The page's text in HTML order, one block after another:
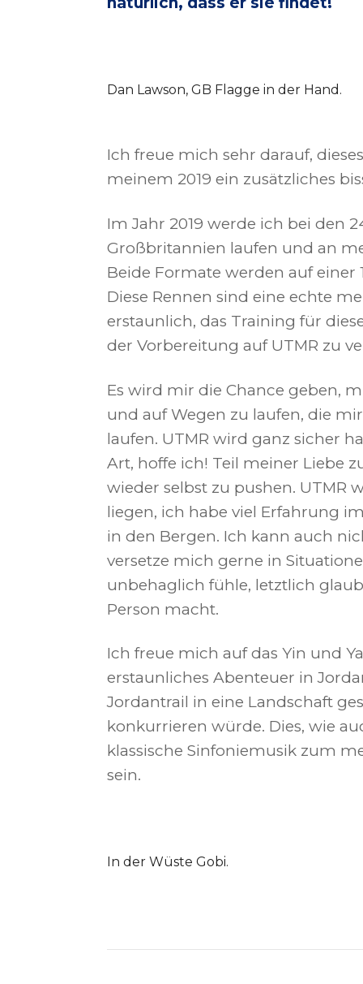
Dan Lawson, GB Flagge in der Hand.
Ich freue mich sehr darauf,
meinem 2019 ein zusätzliches
Im Jahr 2019 werde ich bei den
Großbritannien laufen und an
Beide Formate werden auf
Diese Rennen sind eine echte
erstaunlich, das Training für
der Vorbereitung auf UTMR zu
Es wird mir die Chance geben,
und auf Wegen zu laufen, die
laufen. UTMR wird ganz sicher
Art, hoffe ich! Teil meiner Liebe
wieder selbst zu pushen. UTMR
liegen, ich habe viel Erfahrung
in den Bergen. Ich kann auch
versetze mich gerne in
unbehaglich fühle, letztlich
Person macht.
Ich freue mich auf das Yin und
erstaunliches Abenteuer in
Jordantrail in eine Landschaft
konkurrieren würde. Dies, wie
klassische Sinfoniemusik zum
sein.
In der Wüste Gobi.